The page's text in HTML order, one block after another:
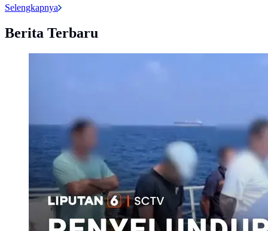
Selengkapnya
Berita Terbaru